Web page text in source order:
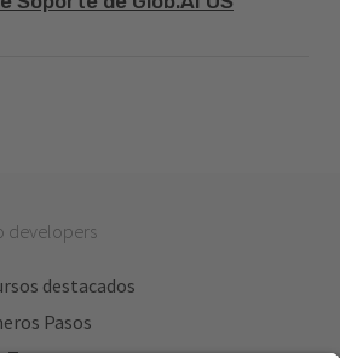
developers
destacados
Pasos